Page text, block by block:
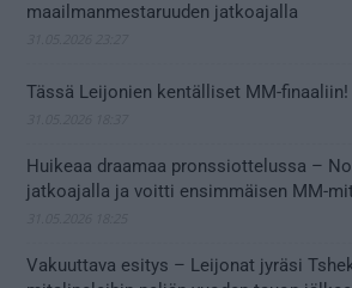
maailmanmestaruuden jatkoajalla
Tässä Leijonien kentälliset MM-finaaliin!
Huikeaa draamaa pronssiottelussa –
jatkoajalla ja voitti ensimmäisen MM-
Vakuuttava esitys – Leijonat jyräsi